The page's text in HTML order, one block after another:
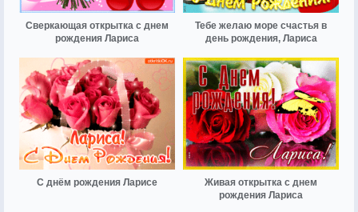
Сверкающая открытка с днем
рождения Лариса
Тебе желаю море счастья в
день рождения, Лариса
С днём рождения Ларисе
Живая открытка с днем
рождения Лариса